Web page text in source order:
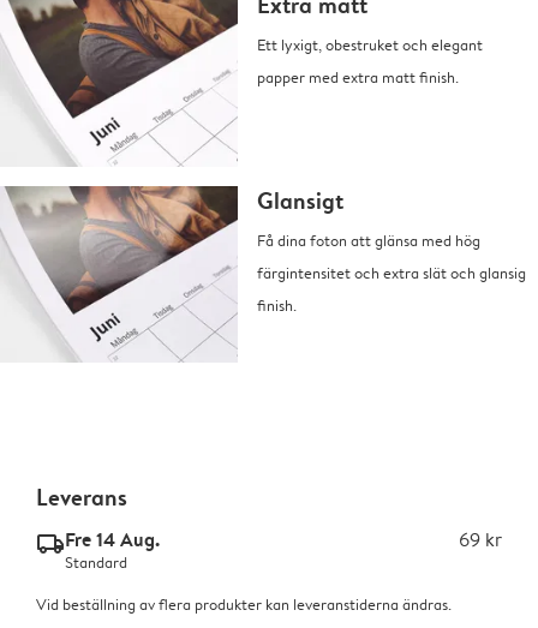
Ett lyxigt, obestruket och elegant
papper med extra matt finish.
Glansigt
Få dina foton att glänsa med hög
färgintensitet och extra slät och glansig
finish.
Leverans
delivery_standard_v2Fre 14 Aug. 69 kr
Standard
Vid beställning av flera produkter kan leveranstiderna ändras.